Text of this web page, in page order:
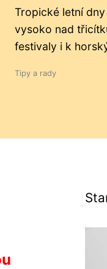
Tropické letní
vysoko nad
festivaly i k
Tipy a rady